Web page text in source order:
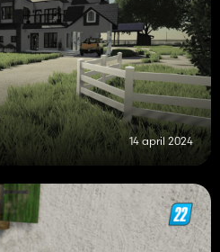
14 april 2024